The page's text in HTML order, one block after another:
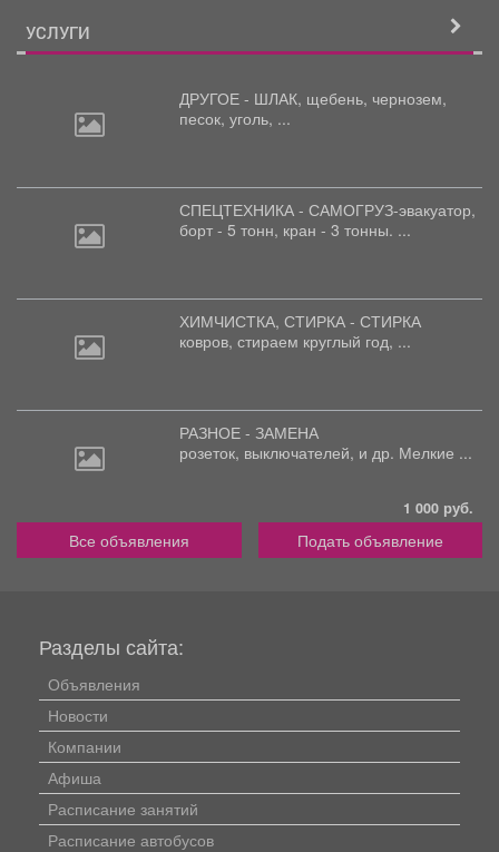
УСЛУГИ
ДРУГОЕ - ШЛАК, щебень, чернозем,
песок, уголь, ...
СПЕЦТЕХНИКА - САМОГРУЗ-эвакуатор,
борт - 5 тонн, кран - 3 тонны. ...
ХИМЧИСТКА, СТИРКА - СТИРКА
ковров, стираем круглый год, ...
РАЗНОЕ - ЗАМЕНА
розеток, выключателей, и др. Мелкие ...
1 000 руб.
Все объявления Подать объявление
Разделы сайта:
Объявления
Новости
Компании
Афиша
Расписание занятий
Расписание автобусов